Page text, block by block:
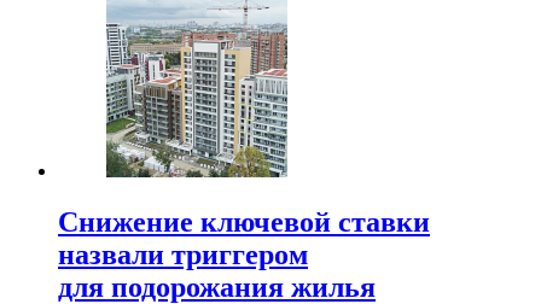
Снижение ключевой ставки
назвали триггером
для подорожания жилья